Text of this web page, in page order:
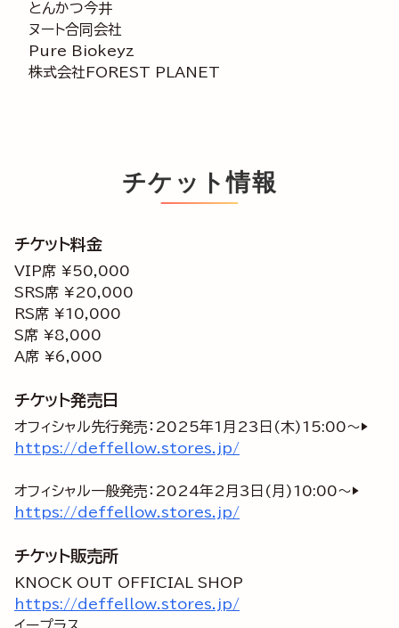
とんかつ今井
ヌート合同会社
Pure Biokeyz
株式会社FOREST PLANET
チケット情報
チケット料金
VIP席 ¥50,000
SRS席 ¥20,000
RS席 ¥10,000
S席 ¥8,000
A席 ¥6,000
チケット発売日
オフィシャル先行発売：2025年1月23日(木)15:00～▶
https://deffellow.stores.jp/
オフィシャル一般発売：2024年2月3日(月)10:00～▶
https://deffellow.stores.jp/
チケット販売所
https://deffellow.stores.jp/